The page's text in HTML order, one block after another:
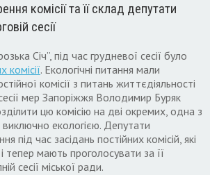
комісії та її склад депутати
сесії
Січ”, під час грудневої сесії було
комісії. Екологічні питання мали
комісії з питань життєдіяльності
мер Запоріжжя Володимир Буряк
цю комісію на дві окремих, одна з
екологією. Депутати
під час засідань постійних комісій, які
тепер мають проголосувати за її
сесії міської ради.